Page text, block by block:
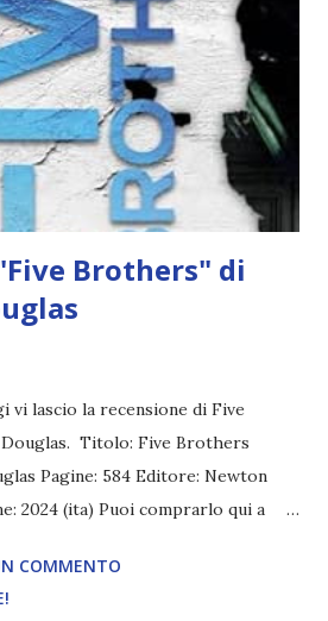
Brothers" di
vi lascio la recensione di Five
Titolo: Five Brothers
Pagine: 584 Editore: Newton
2024 (ita) Puoi comprarlo qui a
è un ex marine e non
single con gli occhi verdi più
COMMENTO